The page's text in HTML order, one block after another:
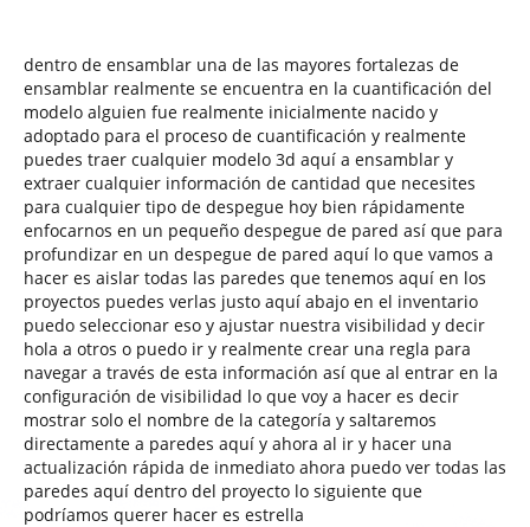
dentro de ensamblar una de las mayores fortalezas de
ensamblar realmente se encuentra en la cuantificación del
modelo alguien fue realmente inicialmente nacido y
adoptado para el proceso de cuantificación y realmente
puedes traer cualquier modelo 3d aquí a ensamblar y
extraer cualquier información de cantidad que necesites
para cualquier tipo de despegue hoy bien rápidamente
enfocarnos en un pequeño despegue de pared así que para
profundizar en un despegue de pared aquí lo que vamos a
hacer es aislar todas las paredes que tenemos aquí en los
proyectos puedes verlas justo aquí abajo en el inventario
puedo seleccionar eso y ajustar nuestra visibilidad y decir
hola a otros o puedo ir y realmente crear una regla para
navegar a través de esta información así que al entrar en la
configuración de visibilidad lo que voy a hacer es decir
mostrar solo el nombre de la categoría y saltaremos
directamente a paredes aquí y ahora al ir y hacer una
actualización rápida de inmediato ahora puedo ver todas las
paredes aquí dentro del proyecto lo siguiente que
podríamos querer hacer es estrella